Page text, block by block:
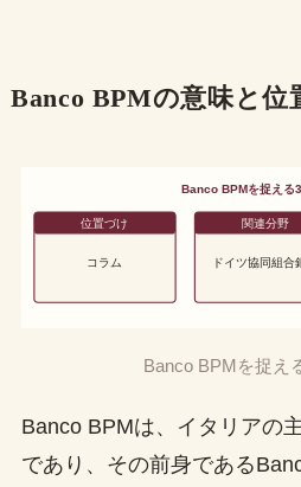
Banco BPMの意味と位
Banco BPMを捉える
位置づけ
コラム
関連分野
ドイツ協同組合
Banco BPMを捉え
Banco BPMは、イタリアの
であり、その前身である